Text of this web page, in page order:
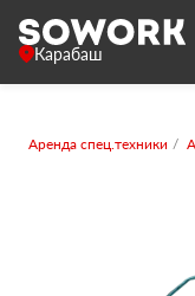
Карабаш
Аренда спец.техники